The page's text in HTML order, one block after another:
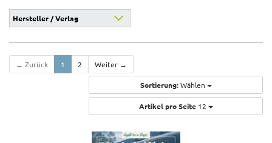
Hersteller / Verlag
← Zurück 1 2 Weiter →
Sortierung: Wählen
Artikel pro Seite 12